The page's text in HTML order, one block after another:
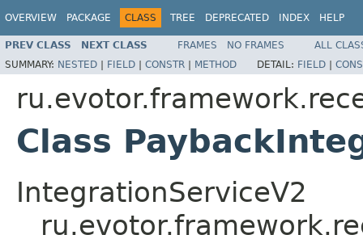
OVERVIEW PACKAGE CLASS TREE DEPRECATED INDEX HELP
PREV CLASS NEXT CLASS FRAMES NO FRAMES
ALL
SUMMARY: NESTED | FIELD | CONSTR | METHOD DETAIL: FIELD |
Class
IntegrationServiceV2